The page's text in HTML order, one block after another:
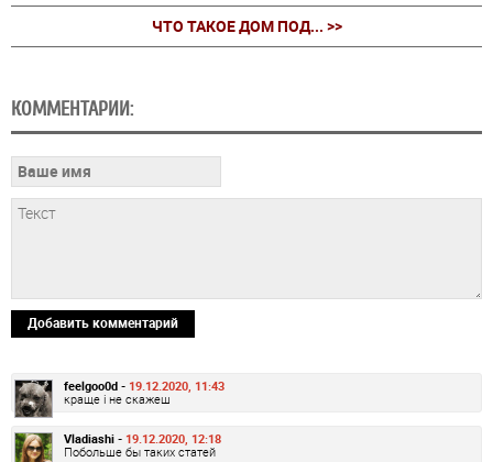
ЧТО ТАКОЕ ДОМ ПОД... >>
КОММЕНТАРИИ:
Добавить комментарий
feelgoo0d - 19.12.2020, 11:43
краще і не скажеш
Vladiashi - 19.12.2020, 12:18
Побольше бы таких статей